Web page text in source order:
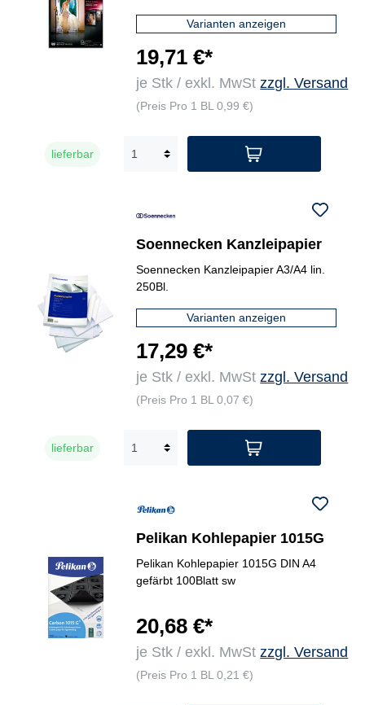
Varianten anzeigen
19,71 €*
je Stk / exkl. MwStzzgl. Versand
(Preis Pro 1 BL 0,99 €)
lieferbar
Soennecken Kanzleipapier
Soennecken Kanzleipapier A3/A4 lin.
250Bl.
Varianten anzeigen
17,29 €*
je Stk / exkl. MwStzzgl. Versand
(Preis Pro 1 BL 0,07 €)
lieferbar
Pelikan Kohlepapier 1015G
Pelikan Kohlepapier 1015G DIN A4
gefärbt 100Blatt sw
20,68 €*
je Stk / exkl. MwStzzgl. Versand
(Preis Pro 1 BL 0,21 €)